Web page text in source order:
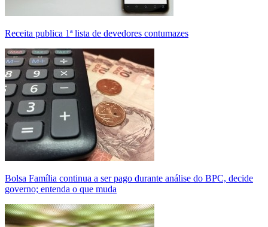
Receita publica 1ª lista de devedores contumazes
Bolsa Família continua a ser pago durante análise do BPC, decide
governo; entenda o que muda